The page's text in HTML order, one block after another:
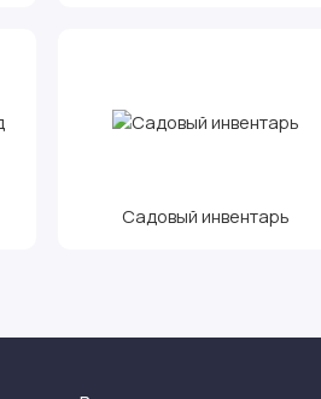
Садовый инвентарь